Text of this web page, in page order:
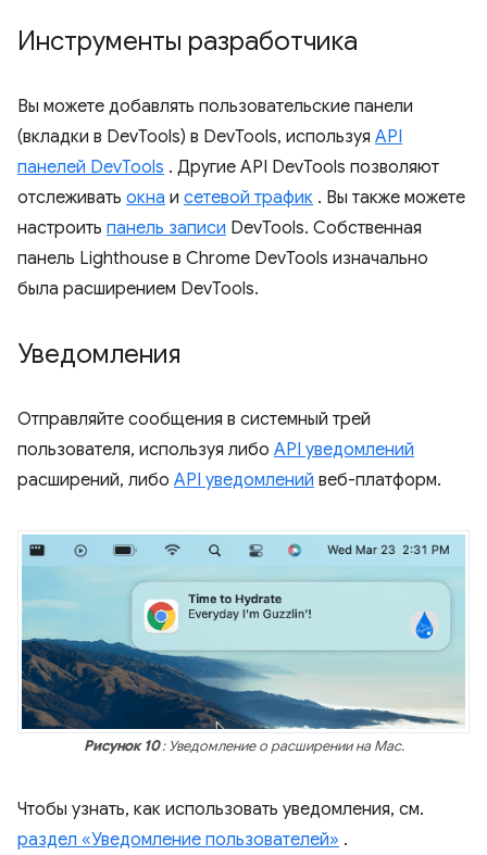
Инструменты разработчика
Вы можете добавлять пользовательские панели
(вкладки в DevTools) в DevTools, используя API
панелей DevTools . Другие API DevTools позволяют
отслеживать окна и сетевой трафик . Вы также можете
настроить панель записи DevTools. Собственная
панель Lighthouse в Chrome DevTools изначально
была расширением DevTools.
Уведомления
Отправляйте сообщения в системный трей
пользователя, используя либо API уведомлений
расширений, либо API уведомлений веб-платформ.
Рисунок 10: Уведомление о расширении на Mac.
Чтобы узнать, как использовать уведомления, см.
раздел «Уведомление пользователей» .